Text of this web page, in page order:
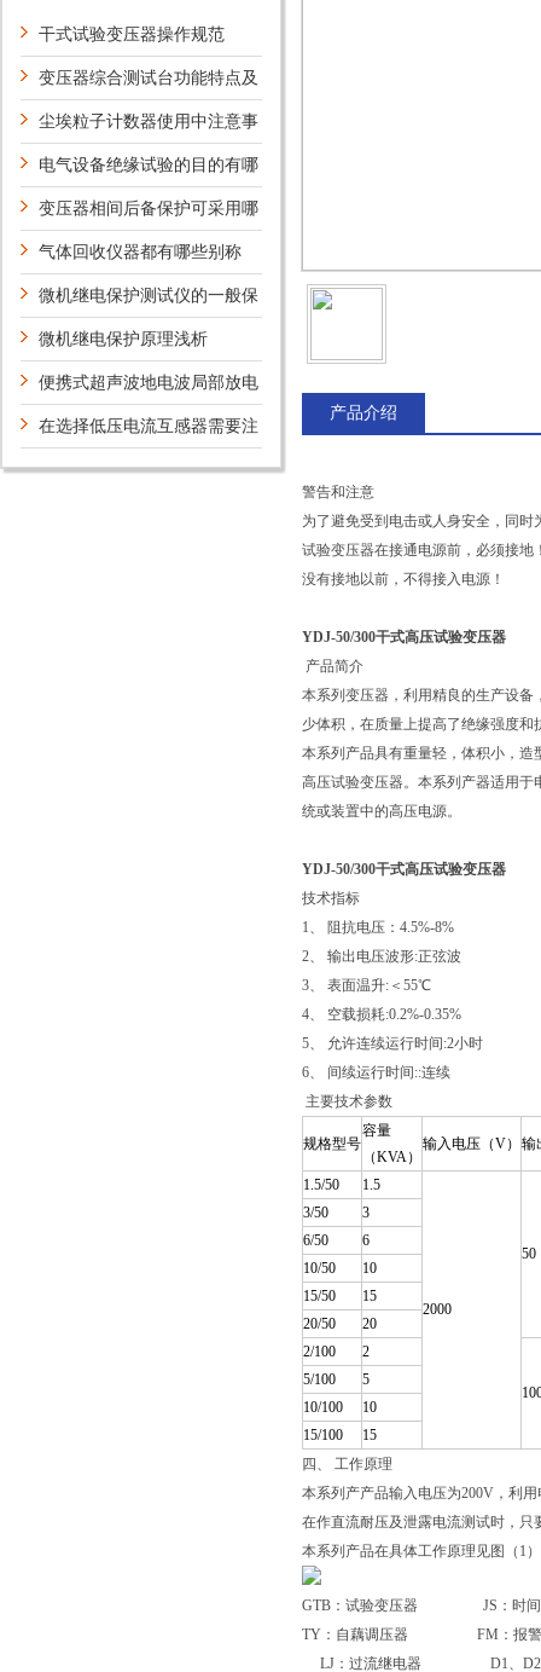
干式试验变压器操作规范
变压器综合测试台功能特点及
用途尘埃粒子计数器使用中注意事
项是什么？
电气设备绝缘试验的目的有哪
些 变压器相间后备保护可采用哪
些方案？
气体回收仪器都有哪些别称
微机继电保护测试仪的一般保
护措施
微机继电保护原理浅析
便携式超声波地电波局部放电
云检测仪具体的作用是什么？
在选择低压电流互感器需要注
意的问题有哪些？
产品介绍
警告和注意
为了避免受到电击或人身安全，同
试验变压器在接通电源前，必须接地
没有接地以前，不得接入电源！
YDJ-50/300干式高压试验变压器
产品简介
本系列变压器，利用精良的生产设
少体积，在质量上提高了绝缘强度
本系列产品具有重量轻，体积小，
高压试验变压器。本系列产器适用
统或装置中的高压电源。
YDJ-50/300干式高压试验变压器
技术指标
1、 阻抗电压：4.5%-8%
2、 输出电压波形:正弦波
3、 表面温升:＜55℃
4、 空载损耗:0.2%-0.35%
5、 允许连续运行时间:2小时
6、 间续运行时间::连续
主要技术参数
规格型号
容量
（KVA）
输入电压（V） 输
1.5/50 1.5
2000
50
3/50
3
6/50
6
10/50
10
15/50
15
20/50
20
2/100
2
5/100
5
10/100
10
15/100
15
四、 工作原理
本系列产产品输入电压为200V，利
在作直流耐压及泄露电流测试时，
本系列产品在具体工作原理见图（1
GTB：试验变压器 JS：时间
TY：自藕调压器 FM：报警
LJ：过流继电器 D1、D2、